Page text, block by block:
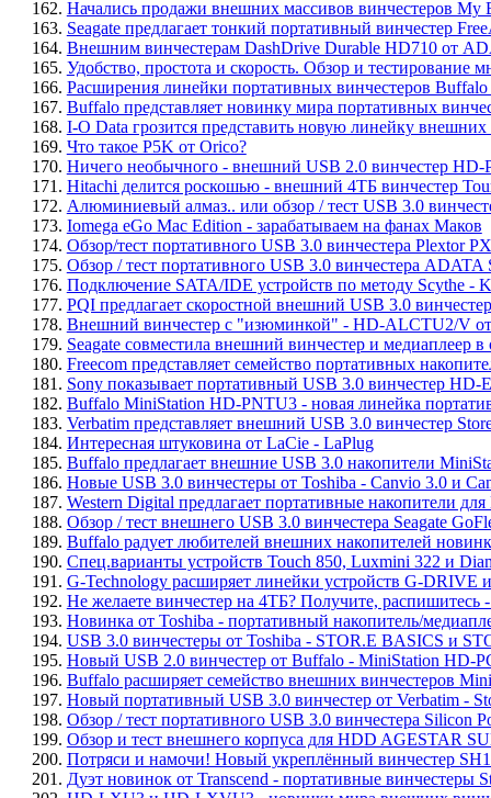
162. Начались продажи внешних массивов винчестеров My
163. Seagate предлагает тонкий портативный винчестер
164. Внешним винчестерам DashDrive Durable HD710 от
165. Удобство, простота и скорость. Обзор и
166. Расширения линейки портативных винчестеров
167. Buffalo представляет новинку мира портативных
168. I-O Data грозится представить новую линейку
169. Что такое P5K от Orico?
170. Ничего необычного - внешний USB 2.0 винчестер
171. Hitachi делится роскошью - внешний 4ТБ винчестер
172. Алюминиевый алмаз.. или обзор / тест USB 3.0
173. Iomega eGo Mac Edition - зарабатываем на фанах Маков
174. Обзор/тест портативного USB 3.0 винчестера Plextor
175. Обзор / тест портативного USB 3.0 винчестера ADATA
176. Подключение SATA/IDE устройств по методу Scythe -
177. PQI предлагает скоростной внешний USB 3.0
178. Внешний винчестер с "изюминкой" - HD-ALCTU2/V
179. Seagate совместила внешний винчестер и медиаплеер
180. Freecom представляет семейство портативных
181. Sony показывает портативный USB 3.0 винчестер HD-
182. Buffalo MiniStation HD-PNTU3 - новая линейка
183. Verbatim представляет внешний USB 3.0 винчестер
184. Интересная штуковина от LaCie - LaPlug
185. Buffalo предлагает внешние USB 3.0 накопители
186. Новые USB 3.0 винчестеры от Toshiba - Canvio 3.0 и
187. Western Digital предлагает портативные накопители
188. Обзор / тест внешнего USB 3.0 винчестера Seagate
189. Buffalo радует любителей внешних накопителей
190. Спец.варианты устройств Touch 850, Luxmini 322 и
191. G-Technology расширяет линейки устройств G-
192. Не желаете винчестер на 4ТБ? Получите, распишитесь
193. Новинка от Toshiba - портативный накопитель/
194. USB 3.0 винчестеры от Toshiba - STOR.E BASICS и
195. Новый USB 2.0 винчестер от Buffalo - MiniStation HD-
196. Buffalo расширяет семейство внешних винчестеров
197. Новый портативный USB 3.0 винчестер от Verbatim -
198. Обзор / тест портативного USB 3.0 винчестера Silicon
199. Обзор и тест внешнего корпуса для HDD AGESTAR
200. Потряси и намочи! Новый укреплённый винчестер
201. Дуэт новинок от Transcend - портативные винчестеры